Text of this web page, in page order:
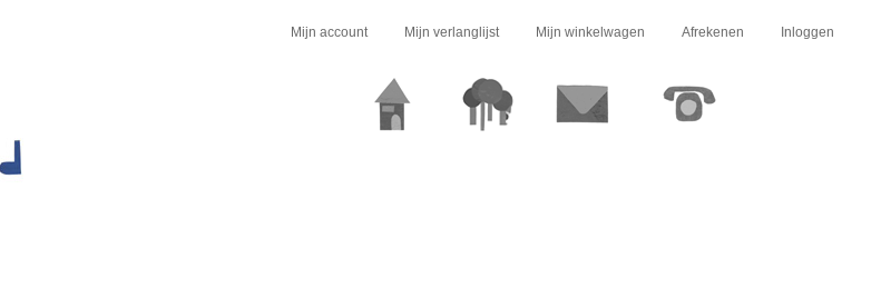
Mijn account Mijn verlanglijst Mijn winkelwagen Afrekenen Inloggen